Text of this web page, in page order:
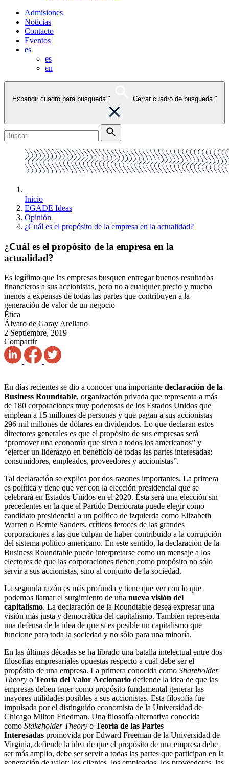
Admisiones
Noticias
Contacto
Eventos
es
es
en
Expandir cuadro para busqueda." Cerrar cuadro de busqueda."
Inicio
EGADE Ideas
Opinión
¿Cuál es el propósito de la empresa en la actualidad?
¿Cuál es el propósito de la empresa en la
actualidad?
Es legítimo que las empresas busquen entregar buenos resultados
financieros a sus accionistas, pero no a cualquier precio y mucho
menos a expensas de todas las partes que contribuyen a la
generación de valor de un negocio
Ética
Álvaro de Garay Arellano
2 Septiembre, 2019
Compartir
En días recientes se dio a conocer una importante declaración de la
Business Roundtable, organización privada que representa a más
de 180 corporaciones muy poderosas de los Estados Unidos que
emplean a 15 millones de personas y que pagan a sus accionistas
296 mil millones de dólares en dividendos. Lo que declaran estos
directores generales es que el propósito de sus empresas será
“promover una economía que sirva a todos los americanos” y
“ejercer un liderazgo en beneficio de todas las partes interesadas:
consumidores, empleados, proveedores y accionistas”.
Tal declaración se explica por dos razones importantes. La primera
es política y tiene que ver con la elección presidencial que se
celebrará en Estados Unidos en el 2020. Ésta será una elección sin
precedentes en la que el Partido Demócrata puede elegir como
candidato presidencial a un político de izquierda como Elizabeth
Warren o Bernie Sanders, críticos feroces de las grandes
corporaciones a las que culpan de haber contribuido a la corrupción
del sistema político americano. En este sentido, la declaración de la
Business Roundtable puede interpretarse como un mensaje a los
electores de que las corporaciones tienen como propósito no sólo
servir a sus accionistas, sino al conjunto de la sociedad.
La segunda razón es más profunda y tiene que ver con lo que
podemos llamar el surgimiento de una nueva visión del
capitalismo. La declaración de la Roundtable desea expresar una
visión más justa y democrática del capitalismo. También representa
una defensa de la idea de que sí es posible un capitalismo que
funcione para toda la sociedad y no sólo para una minoría.
En las últimas décadas se ha librado una batalla intelectual entre dos
filosofías empresariales opuestas respecto a cuál debe ser el
propósito de una empresa. La primera conocida como Shareholder
Theory o Teoría del Valor Accionario defiende la idea de que las
empresas deben tener como propósito fundamental generar las
mayores utilidades posibles a sus accionistas. Esta filosofía fue
impulsada por el distinguido economista de la Universidad de
Chicago Milton Friedman. Una filosofía alternativa conocida
como Stakeholder Theory o Teoría de las Partes
Interesadas promovida por Edward Freeman de la Universidad de
Virginia, defiende la idea de que el propósito de una empresa debe
ser más amplio, debe ser servir a todas las partes que participan en la